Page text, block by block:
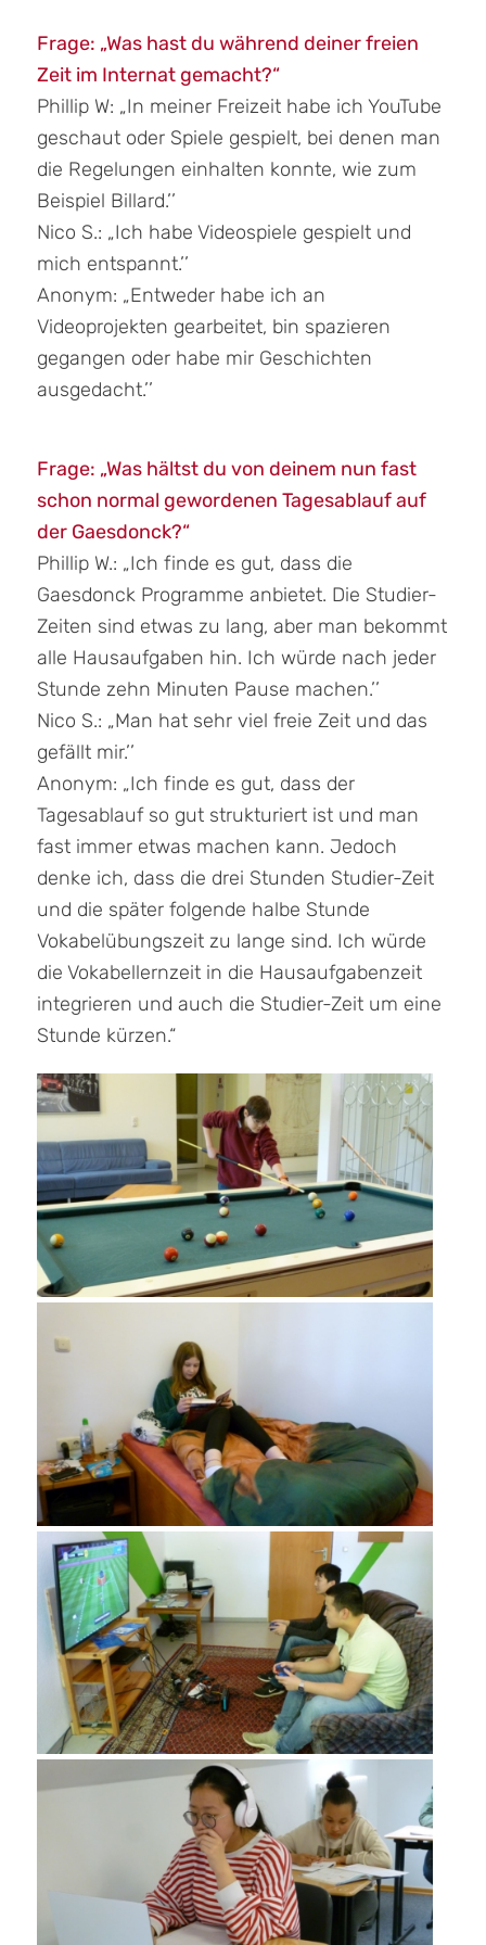
Frage: „Was hast du während deiner freien
Zeit im Internat gemacht?“
Phillip W: „In meiner Freizeit habe ich YouTube
geschaut oder Spiele gespielt, bei denen man
die Regelungen einhalten konnte, wie zum
Beispiel Billard.’’
Nico S.: „Ich habe Videospiele gespielt und
mich entspannt.’’
Anonym: „Entweder habe ich an
Videoprojekten gearbeitet, bin spazieren
gegangen oder habe mir Geschichten
ausgedacht.’’
Frage: „Was hältst du von deinem nun fast
schon normal gewordenen Tagesablauf auf
der Gaesdonck?“
Phillip W.: „Ich finde es gut, dass die
Gaesdonck Programme anbietet. Die Studier-
Zeiten sind etwas zu lang, aber man bekommt
alle Hausaufgaben hin. Ich würde nach jeder
Stunde zehn Minuten Pause machen.’’
Nico S.: „Man hat sehr viel freie Zeit und das
gefällt mir.’’
Anonym: „Ich finde es gut, dass der
Tagesablauf so gut strukturiert ist und man
fast immer etwas machen kann. Jedoch
denke ich, dass die drei Stunden Studier-Zeit
und die später folgende halbe Stunde
Vokabelübungszeit zu lange sind. Ich würde
die Vokabellernzeit in die Hausaufgabenzeit
integrieren und auch die Studier-Zeit um eine
Stunde kürzen.“